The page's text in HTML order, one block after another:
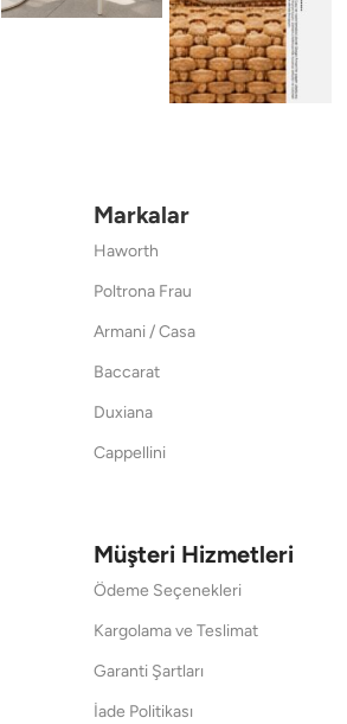
Markalar
Haworth
Poltrona Frau
Armani / Casa
Baccarat
Duxiana
Cappellini
Müşteri Hizmetleri
Ödeme Seçenekleri
Kargolama ve Teslimat
Garanti Şartları
İade Politikası